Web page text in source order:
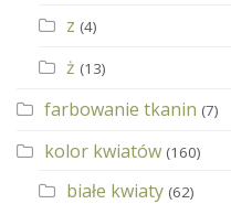
z (4)
ż (13)
farbowanie tkanin (7)
kolor kwiatów (160)
białe kwiaty (62)